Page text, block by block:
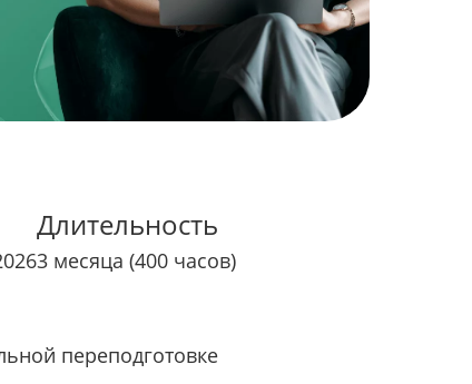
Длительность
3 месяца (400 часов)
переподготовке